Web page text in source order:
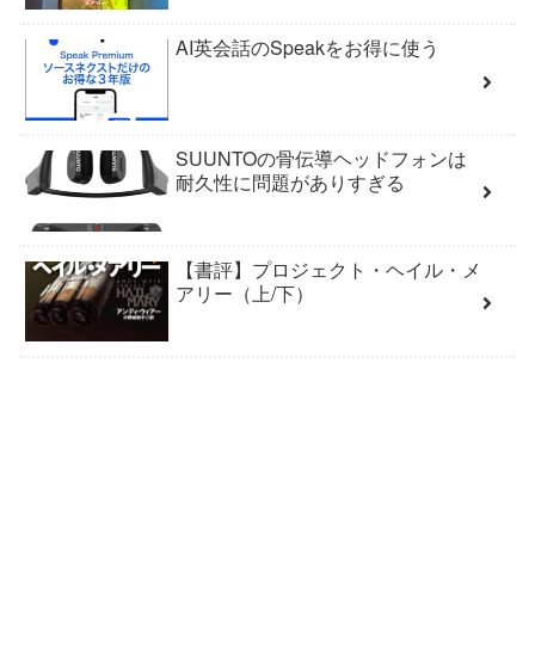
AI英会話のSpeakをお得に使う
SUUNTOの骨伝導ヘッドフォンは
耐久性に問題がありすぎる
【書評】プロジェクト・ヘイル・メ
アリー（上/下）